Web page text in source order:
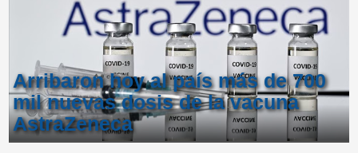
Arribaron hoy al país más de 700
mil nuevas dosis de la vacuna
AstraZeneca